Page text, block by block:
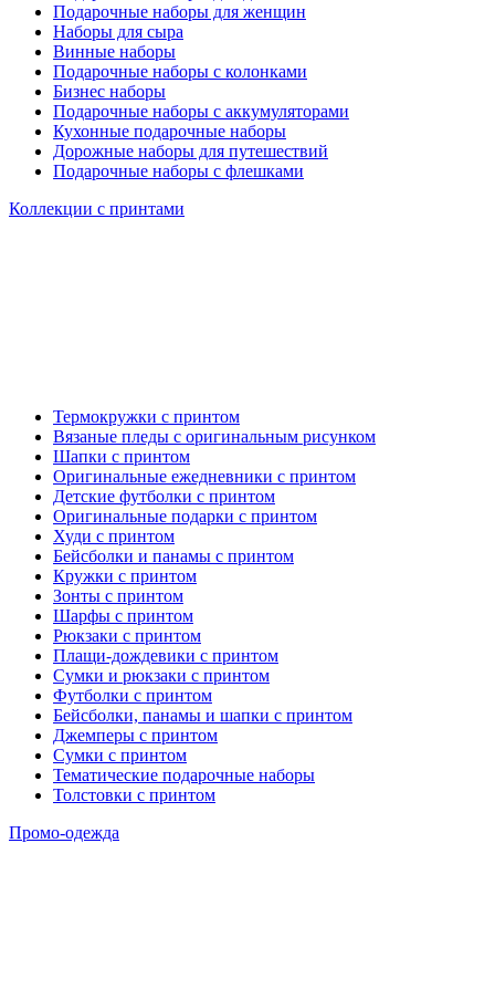
Подарочные наборы для женщин
Наборы для сыра
Винные наборы
Подарочные наборы с колонками
Бизнес наборы
Подарочные наборы с аккумуляторами
Кухонные подарочные наборы
Дорожные наборы для путешествий
Подарочные наборы с флешками
Коллекции с принтами
Термокружки с принтом
Вязаные пледы с оригинальным рисунком
Шапки с принтом
Оригинальные ежедневники с принтом
Детские футболки с принтом
Оригинальные подарки с принтом
Худи с принтом
Бейсболки и панамы с принтом
Кружки с принтом
Зонты с принтом
Шарфы с принтом
Рюкзаки с принтом
Плащи-дождевики с принтом
Сумки и рюкзаки с принтом
Футболки с принтом
Бейсболки, панамы и шапки с принтом
Джемперы с принтом
Сумки с принтом
Тематические подарочные наборы
Толстовки с принтом
Промо-одежда